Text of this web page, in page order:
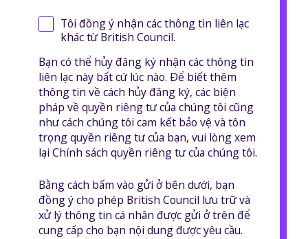
Tôi đồng ý nhận các thông tin liên lạc
khác từ British Council.
Bạn có thể hủy đăng ký nhận các thông tin
liên lạc này bất cứ lúc nào. Để biết thêm
thông tin về cách hủy đăng ký, các biện
pháp về quyền riêng tư của chúng tôi cũng
như cách chúng tôi cam kết bảo vệ và tôn
trọng quyền riêng tư của bạn, vui lòng xem
lại Chính sách quyền riêng tư của chúng tôi.
Bằng cách bấm vào gửi ở bên dưới, bạn
đồng ý cho phép British Council lưu trữ và
xử lý thông tin cá nhân được gửi ở trên để
cung cấp cho bạn nội dung được yêu cầu.